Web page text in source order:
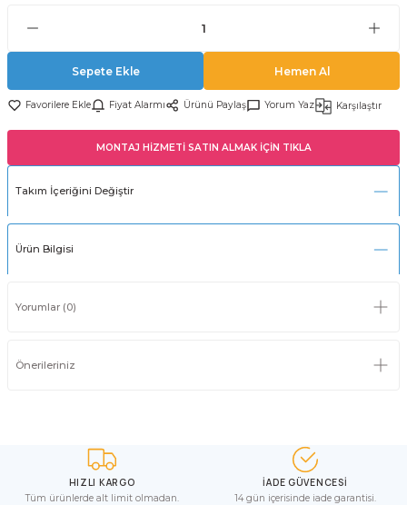
Sepete Ekle Hemen Al
Fiyat Alarmı Ürünü Paylaş Yorum Yaz Karşılaştır
MONTAJ HİZMETİ SATIN ALMAK İÇİN TIKLA
Takım İçeriğini Değiştir
Ürün Bilgisi
Yorumlar (0)
Önerileriniz
HIZLI KARGO
Tüm ürünlerde alt limit olmadan.
İADE GÜVENCESİ
14 gün içerisinde iade garantisi.